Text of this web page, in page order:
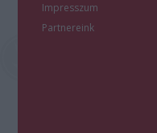
Impresszum
Partnereink